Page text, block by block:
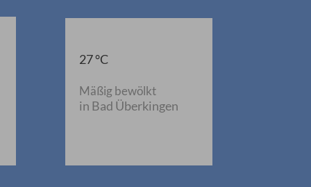
27 °C
Mäßig bewölkt
in Bad Überkingen